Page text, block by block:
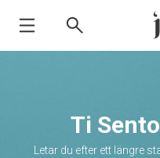
VARUMÄRKEN
Ti
Letar du efter ett längre